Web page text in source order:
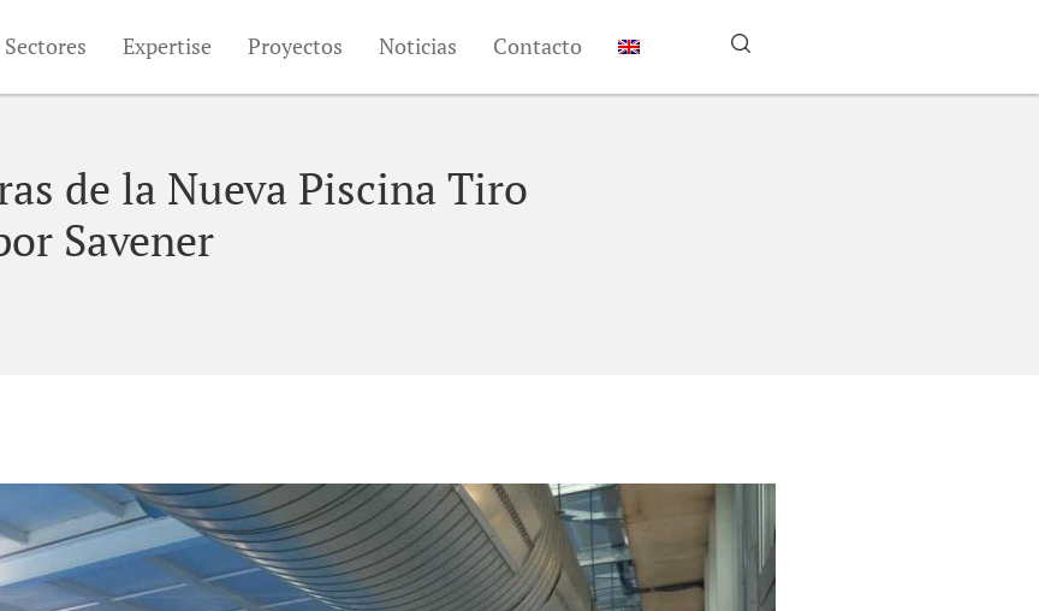
Sectores Expertise Proyectos Noticias Contacto
de la Nueva Piscina Tiro
Savener